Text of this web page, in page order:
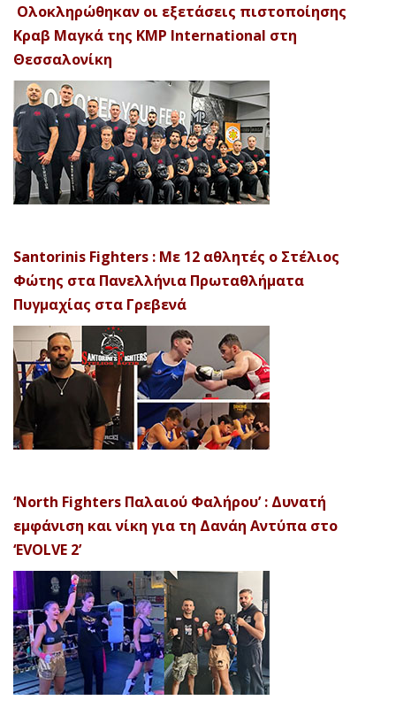
Ολοκληρώθηκαν οι εξετάσεις πιστοποίησης
Κραβ Μαγκά της KMP International στη
Θεσσαλονίκη
Santorinis Fighters : Με 12 αθλητές ο Στέλιος
Φώτης στα Πανελλήνια Πρωταθλήματα
Πυγμαχίας στα Γρεβενά
‘North Fighters Παλαιού Φαλήρου’ : Δυνατή
εμφάνιση και νίκη για τη Δανάη Αντύπα στο
‘EVOLVE 2’